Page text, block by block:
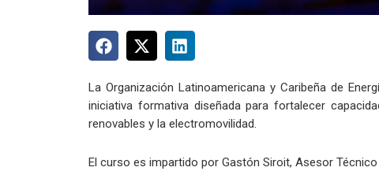
La Organización Latinoamericana y Caribeña de
iniciativa formativa diseñada para fortalecer
renovables y la electromovilidad.
El curso es impartido por Gastón Siroit, Asesor